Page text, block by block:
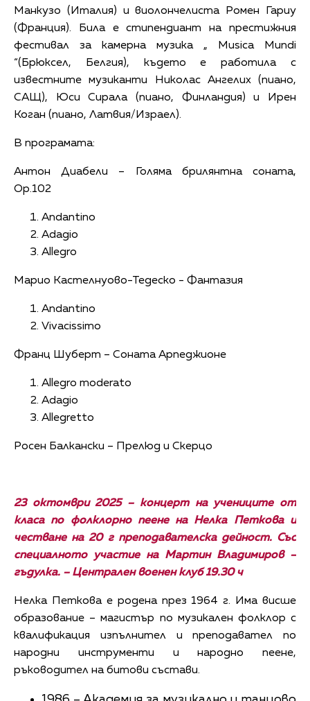
Манкузо (Италия) и виолончелиста Ромен Гариу
(Франция). Била е стипендиант на престижния
фестивал за камерна музика „ Musica Mundi
“(Брюксел, Белгия), където е работила с
известните музиканти Николас Ангелих (пиано,
САЩ), Юси Сирала (пиано, Финландия) и Ирен
Коган (пиано, Латвия/Израел).
В програмата:
Антон Диабели – Голяма брилянтна соната,
Op.102
Andantino
Adagio
Allegro
Марио Кастелнуово-Тедеско - Фантазия
Andantino
Vivacissimo
Франц Шуберт – Соната Арпеджионе
Allegro moderato
Adagio
Allegretto
Росен Балкански – Прелюд и Скерцо
23 октомври 2025 – концерт на учениците от
класа по фолклорно пеене на Нелка Петкова и
честване на 20 г преподавателска дейност. Със
специалното участие на Мартин Владимиров –
гъдулка. – Централен военен клуб 19.30 ч
Нелка Петкова е родена през 1964 г. Има висше
образование – магистър по музикален фолклор с
квалификация изпълнител и преподавател по
народни инструменти и народно пеене,
ръководител на битови състави.